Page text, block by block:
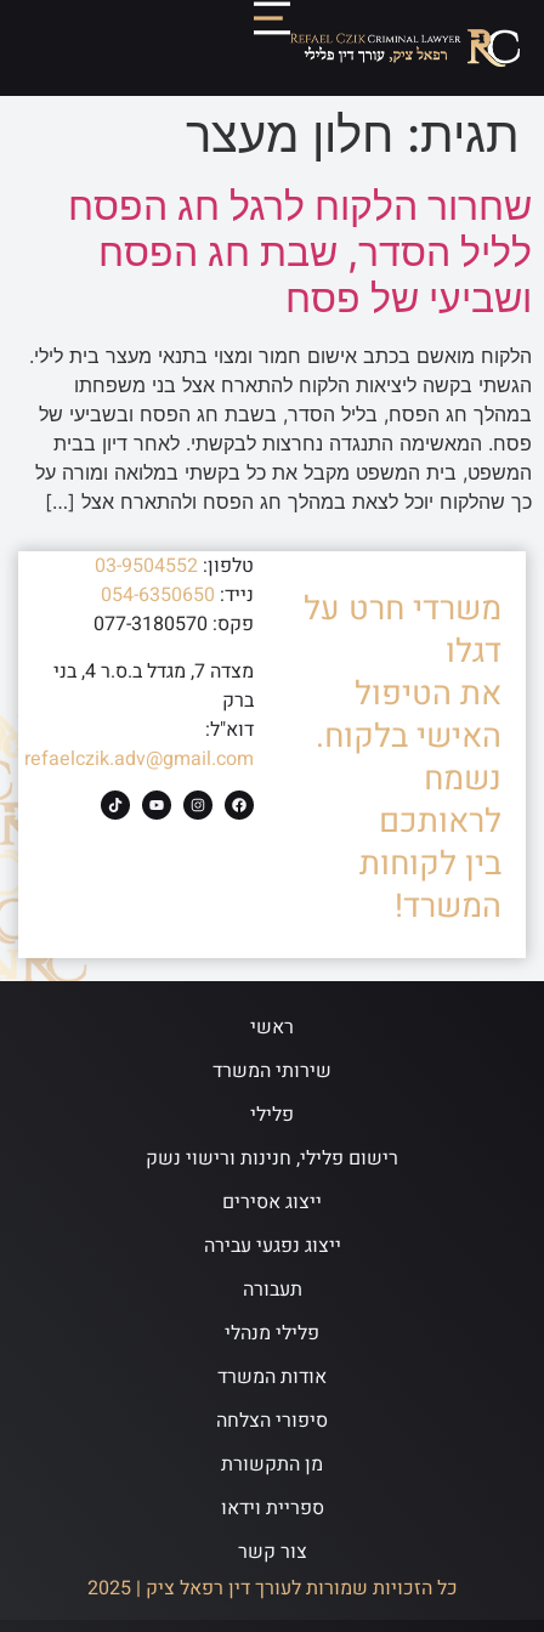
תגית: חלון מעצר
שחרור הלקוח לרגל חג הפסח
לליל הסדר, שבת חג הפסח
ושביעי של פסח
הלקוח מואשם בכתב אישום חמור ומצוי בתנאי מעצר בית לילי.
הגשתי בקשה ליציאות הלקוח להתארח אצל בני משפחתו
במהלך חג הפסח, בליל הסדר, בשבת חג הפסח ובשביעי של
פסח. המאשימה התנגדה נחרצות לבקשתי. לאחר דיון בבית
המשפט, בית המשפט מקבל את כל בקשתי במלואה ומורה על
כך שהלקוח יוכל לצאת במהלך חג הפסח ולהתארח אצל […]
משרדי חרט על
דגלו
את הטיפול
האישי בלקוח.
נשמח
לראותכם
בין לקוחות
המשרד!
טלפון: 03-9504552
נייד: 054-6350650
פקס: 077-3180570
מצדה 7, מגדל ב.ס.ר 4, בני
ברק
דוא"ל:
refaelczik.adv@gmail.com
ראשי
שירותי המשרד
פלילי
רישום פלילי, חנינות ורישוי נשק
ייצוג אסירים
ייצוג נפגעי עבירה
תעבורה
פלילי מנהלי
אודות המשרד
סיפורי הצלחה
מן התקשורת
ספריית וידאו
צור קשר
כל הזכויות שמורות לעורך דין רפאל ציק | 2025